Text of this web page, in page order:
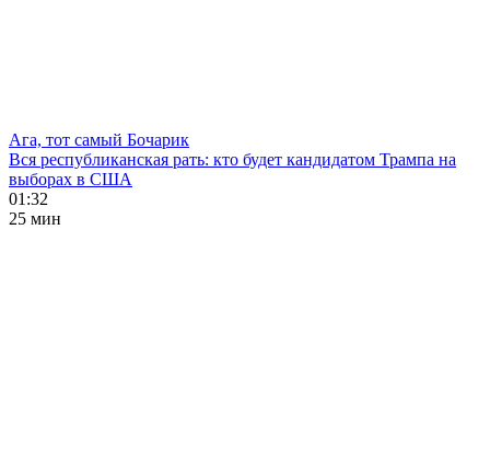
Ага, тот самый Бочарик
Вся республиканская рать: кто будет кандидатом Трампа на
выборах в США
01:32
25 мин